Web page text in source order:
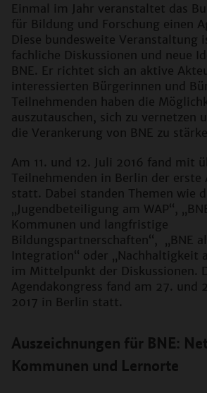
Einmal im Jahr veranstaltet das
für Bildung und Forschung einen
Diese bundesweite Veranstaltung
fachliche Diskussionen und neue
BNE. Er richtet sich an aktive
interessierten Bürgerinnen und
Teilnehmenden haben die
auszutauschen, sich zu vernetzen
die Verankerung von BNE zu
Am 11. und 12. Juli 2016 fand mit
Teilnehmenden in Berlin der erste
statt. Dabei standen Themen wie
„Jugendbeteiligung am WAP“,
Kommunen und langfristige
Bildungspartnerschaften“, „BNE
Integration“ oder „Nachhaltigkeit
im Mittelpunkt der Diskussionen.
Agendakongress fand am 27. und
2017 in Berlin statt.
Auszeichnungen für BNE:
Kommunen und Lernorte